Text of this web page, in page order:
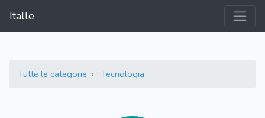
Italle
Tutte le categorie Tecnologia